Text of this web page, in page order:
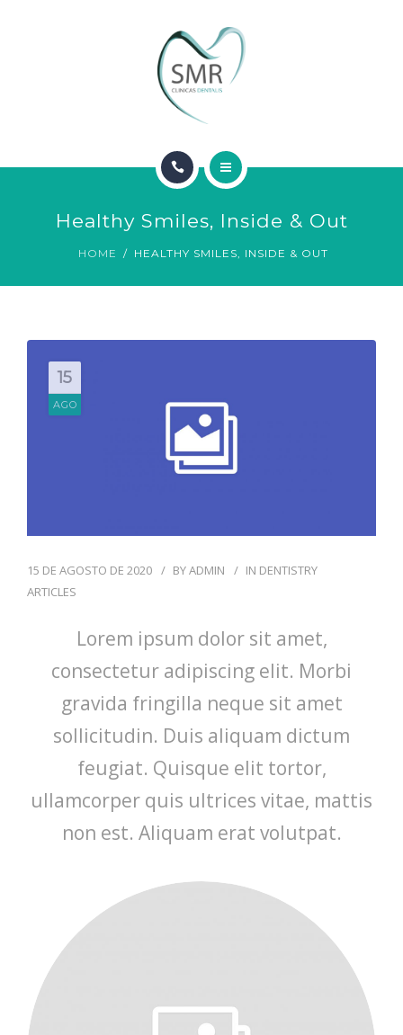
Healthy Smiles, Inside & Out
HOME HEALTHY SMILES, INSIDE & OUT
15
AGO
15 DE AGOSTO DE 2020 BYADMIN IN DENTISTRY
ARTICLES
Lorem ipsum dolor sit amet,
consectetur adipiscing elit. Morbi
gravida fringilla neque sit amet
sollicitudin. Duis aliquam dictum
feugiat. Quisque elit tortor,
ullamcorper quis ultrices vitae, mattis
non est. Aliquam erat volutpat.